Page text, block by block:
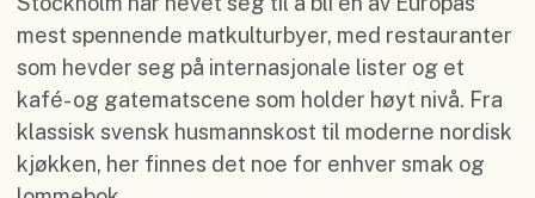
mest spennende matkulturbyer, med restauranter
som hevder seg på internasjonale lister og et
kafé- og gatematscene som holder høyt nivå. Fra
klassisk svensk husmannskost til moderne nordisk
kjøkken, her finnes det noe for enhver smak og